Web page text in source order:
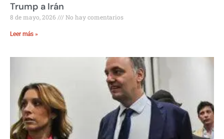
Trump a Irán
8 de mayo, 2026 No hay comentarios
Leer más »